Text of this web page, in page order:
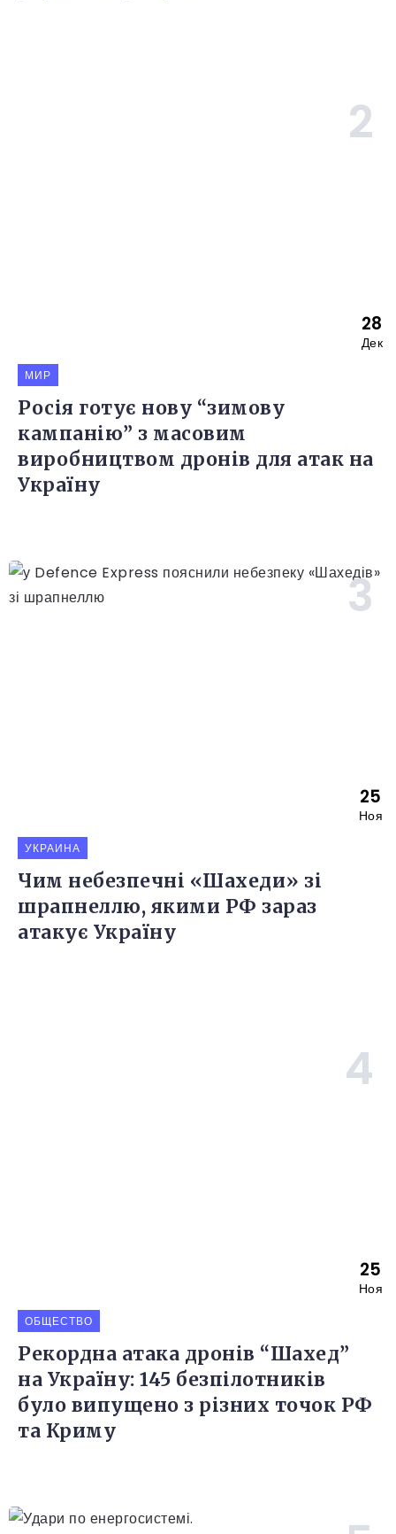
28
Дек
МИР
Росія готує нову “зимову
кампанію” з масовим
виробництвом дронів для атак на
Україну
25
Ноя
УКРАИНА
Чим небезпечні «Шахеди» зі
шрапнеллю, якими РФ зараз
атакує Україну
25
Ноя
ОБЩЕСТВО
Рекордна атака дронів “Шахед”
на Україну: 145 безпілотників
було випущено з різних точок РФ
та Криму